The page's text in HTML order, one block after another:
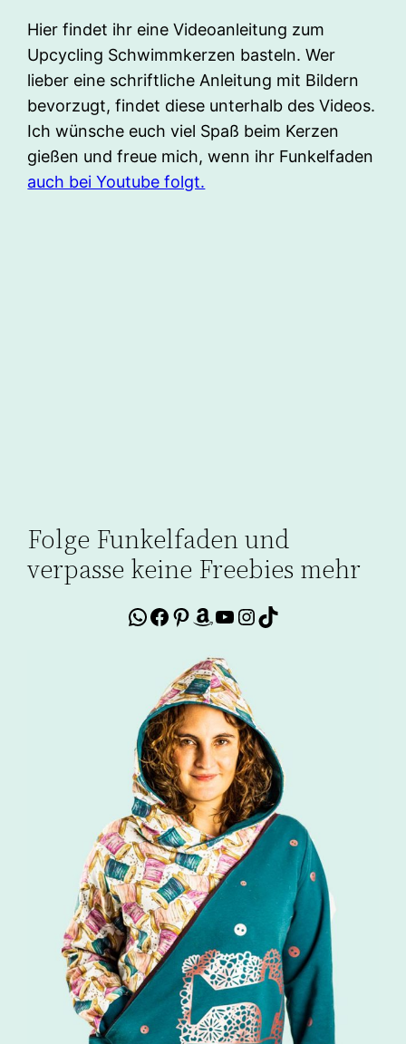
Hier findet ihr eine Videoanleitung zum
Upcycling Schwimmkerzen basteln. Wer
lieber eine schriftliche Anleitung mit Bildern
bevorzugt, findet diese unterhalb des Videos.
Ich wünsche euch viel Spaß beim Kerzen
gießen und freue mich, wenn ihr Funkelfaden
auch bei Youtube folgt.
Folge Funkelfaden und
verpasse keine Freebies mehr
WhatsApp
Facebook
Pinterest
Amazon
YouTube
Instagram
TikTok